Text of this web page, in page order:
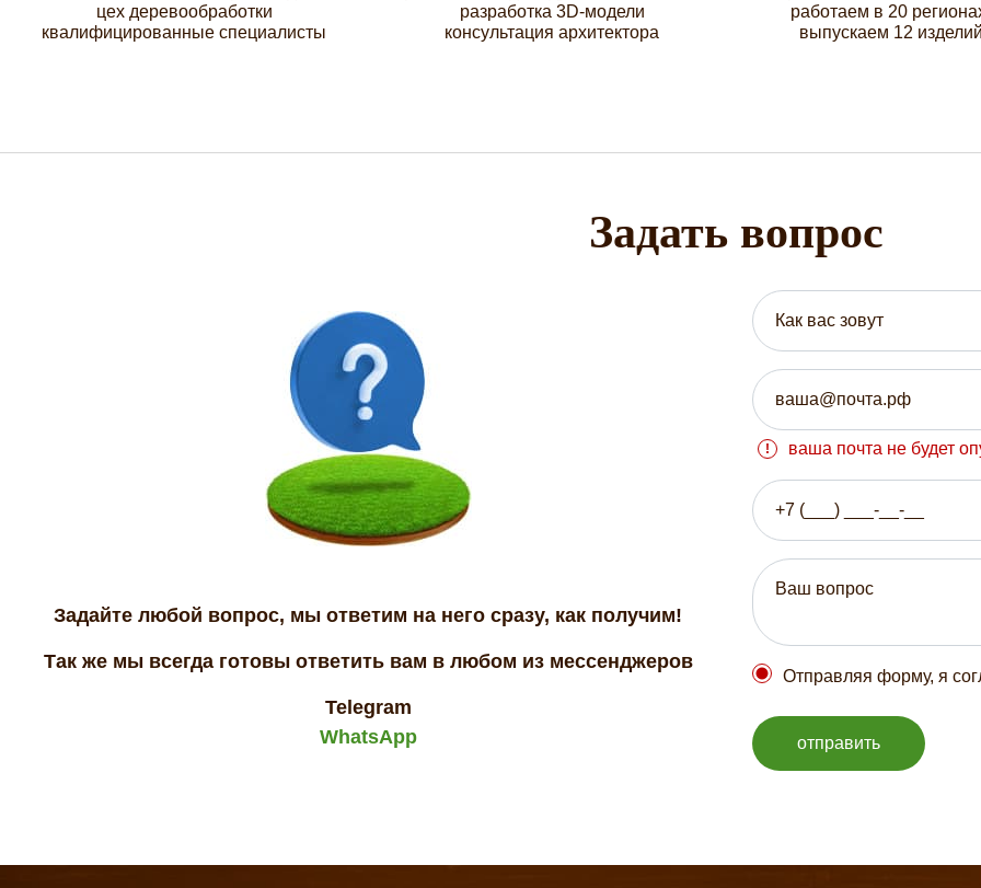
цех деревообработки
квалифицированные специалисты
разработка 3D-модели
консультация архитектора
работаем в 20
выпускаем 12
Задать вопрос
Задайте любой вопрос, мы ответим на него сразу, как получим!
Так же мы всегда готовы ответить вам в любом из мессенджеров
Telegram
WhatsApp
ваша почта не будет
Отправляя форму, я
отправить